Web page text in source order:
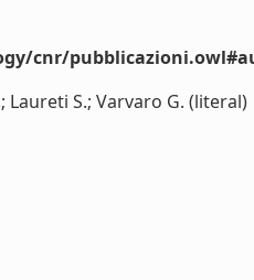
cnr/
Laureti S.; Varvaro G. (literal)